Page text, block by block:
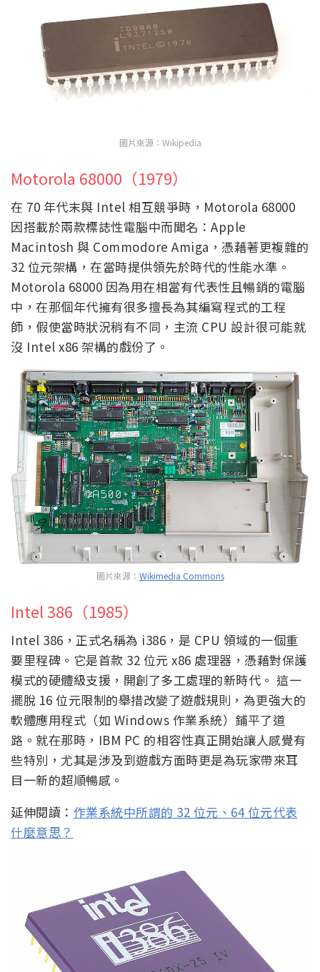
圖片來源：Wikipedia
Motorola 68000（1979）
在 70 年代末與 Intel 相互競爭時，Motorola 68000
因搭載於兩款標誌性電腦中而聞名：Apple
Macintosh 與 Commodore Amiga，憑藉著更複雜的
32 位元架構，在當時提供領先於時代的性能水準。
Motorola 68000 因為用在相當有代表性且暢銷的電腦
中，在那個年代擁有很多擅長為其編寫程式的工程
師，假使當時狀況稍有不同，主流 CPU 設計很可能就
沒 Intel x86 架構的戲份了。
圖片來源： Wikimedia Commons
Intel 386（1985）
Intel 386，正式名稱為 i386，是 CPU 領域的一個重
要里程碑。它是首款 32 位元 x86 處理器，憑藉對保護
模式的硬體級支援，開創了多工處理的新時代。 這一
擺脫 16 位元限制的舉措改變了遊戲規則，為更強大的
軟體應用程式（如 Windows 作業系統）鋪平了道
路。就在那時，IBM PC 的相容性真正開始讓人感覺有
些特別，尤其是涉及到遊戲方面時更是為玩家帶來耳
目一新的超順暢感。
延伸閱讀： 作業系統中所謂的 32 位元、64 位元代表
什麼意思？